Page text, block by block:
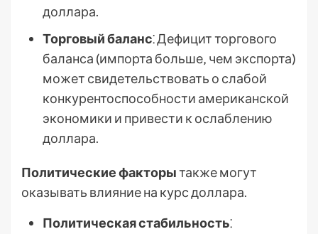
доллара.
Торговый баланс⁚ Дефицит торгового
баланса (импорта больше‚ чем экспорта)
может свидетельствовать о слабой
конкурентоспособности американской
экономики и привести к ослаблению
доллара.
Политические факторытакже могут
оказывать влияние на курс доллара.
Политическая стабильность⁚